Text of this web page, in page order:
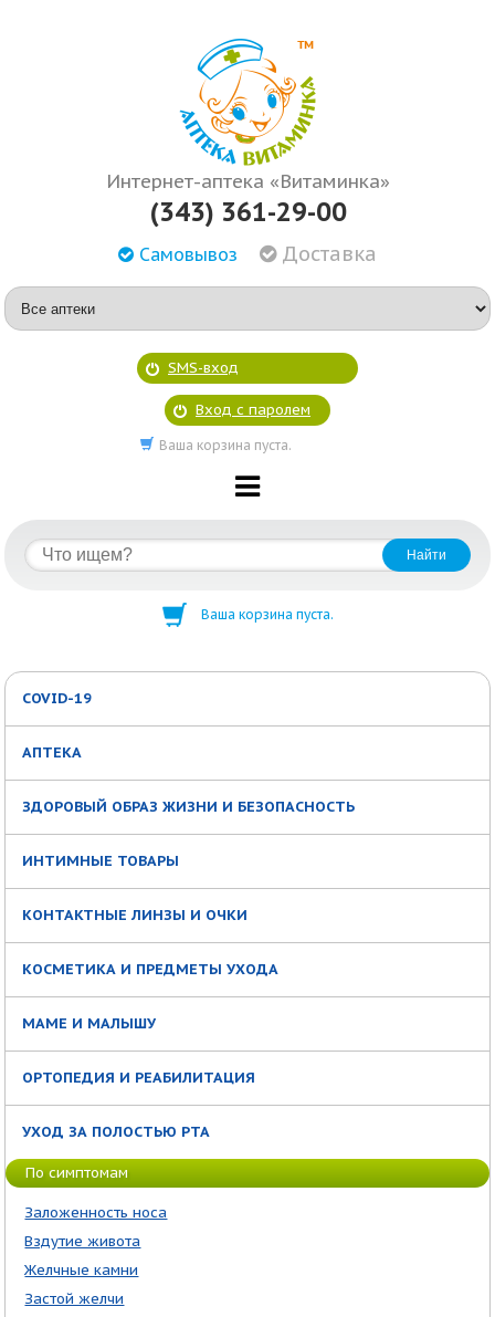
Интернет-аптека «Витаминка»
(343) 361-29-00
Самовывоз Доставка
SMS-вход
Вход с паролем
Ваша корзина пуста.
Ваша корзина пуста.
COVID-19
АПТЕКА
ЗДОРОВЫЙ ОБРАЗ ЖИЗНИ И БЕЗОПАСНОСТЬ
ИНТИМНЫЕ ТОВАРЫ
КОНТАКТНЫЕ ЛИНЗЫ И ОЧКИ
КОСМЕТИКА И ПРЕДМЕТЫ УХОДА
МАМЕ И МАЛЫШУ
ОРТОПЕДИЯ И РЕАБИЛИТАЦИЯ
УХОД ЗА ПОЛОСТЬЮ РТА
По симптомам
Заложенность носа
Вздутие живота
Желчные камни
Застой желчи